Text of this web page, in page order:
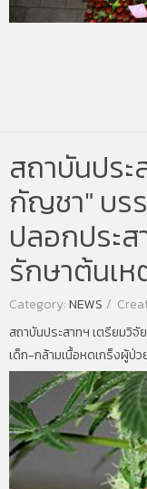
สถาบันประ
กัญชา" บร
ปลอกประส
รักษาต้นเห
Category:NEWS
สถาบันประสาทฯ เตรียมวิจั
เด็ก-กล้ามเนื้อหดเกร็งผู้ป่